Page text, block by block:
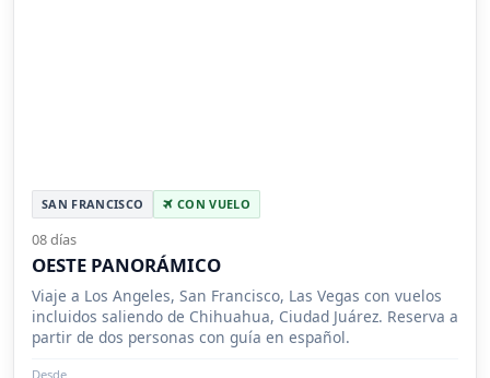
SAN FRANCISCO CON VUELO
08 días
OESTE PANORÁMICO
Viaje a Los Angeles, San Francisco, Las Vegas con vuelos
incluidos saliendo de Chihuahua, Ciudad Juárez. Reserva a
partir de dos personas con guía en español.
Desde